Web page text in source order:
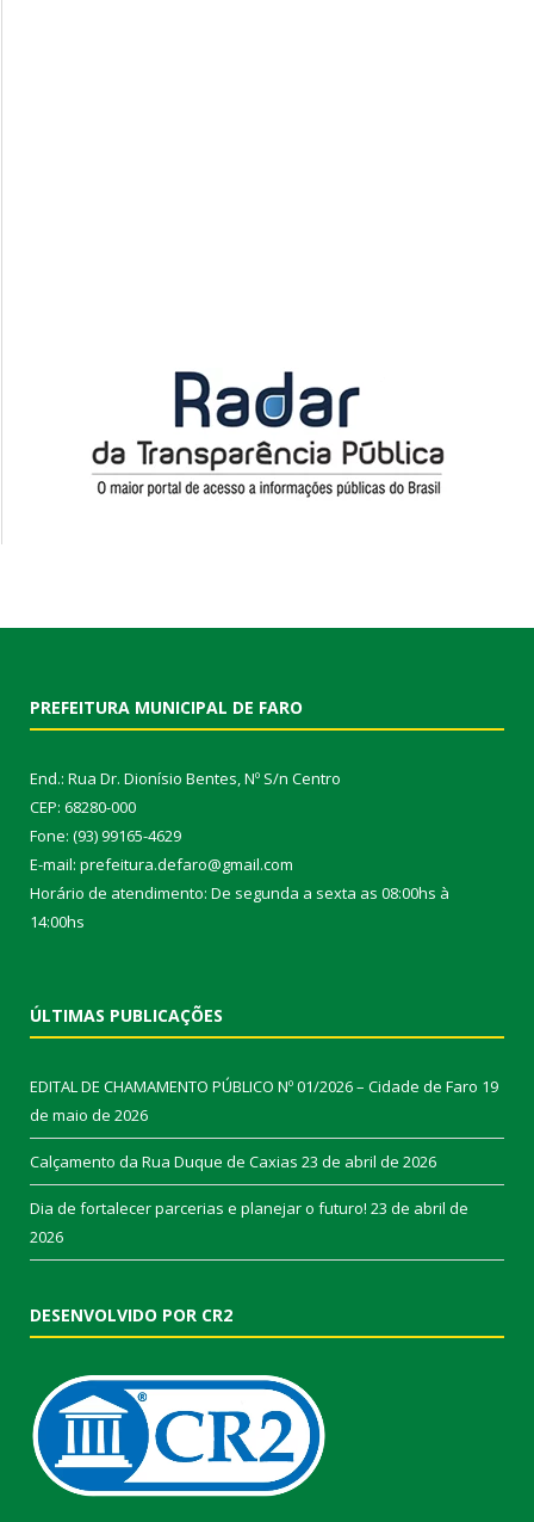
PREFEITURA MUNICIPAL DE FARO
End.: Rua Dr. Dionísio Bentes, Nº S/n Centro
CEP: 68280-000
Fone: (93) 99165-4629
E-mail: prefeitura.defaro@gmail.com
Horário de atendimento: De segunda a sexta as 08:00hs à
14:00hs
ÚLTIMAS PUBLICAÇÕES
EDITAL DE CHAMAMENTO PÚBLICO Nº 01/2026 – Cidade de Faro 19
de maio de 2026
Calçamento da Rua Duque de Caxias 23 de abril de 2026
Dia de fortalecer parcerias e planejar o futuro! 23 de abril de
2026
DESENVOLVIDO POR CR2